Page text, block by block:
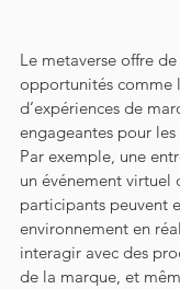
Le metaverse offre
opportunités comme
d’expériences de
engageantes pour
Par exemple, une
un événement virtuel
participants peuvent
environnement en
interagir avec des
de la marque, et